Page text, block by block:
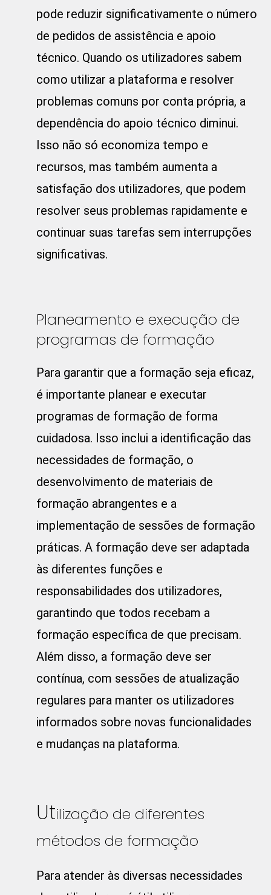
pode reduzir significativamente o número
de pedidos de assistência e apoio
técnico. Quando os utilizadores sabem
como utilizar a plataforma e resolver
problemas comuns por conta própria, a
dependência do apoio técnico diminui.
Isso não só economiza tempo e
recursos, mas também aumenta a
satisfação dos utilizadores, que podem
resolver seus problemas rapidamente e
continuar suas tarefas sem interrupções
significativas.
Planeamento e execução de
programas de formação
Para garantir que a formação seja eficaz,
é importante planear e executar
programas de formação de forma
cuidadosa. Isso inclui a identificação das
necessidades de formação, o
desenvolvimento de materiais de
formação abrangentes e a
implementação de sessões de formação
práticas. A formação deve ser adaptada
às diferentes funções e
responsabilidades dos utilizadores,
garantindo que todos recebam a
formação específica de que precisam.
Além disso, a formação deve ser
contínua, com sessões de atualização
regulares para manter os utilizadores
informados sobre novas funcionalidades
e mudanças na plataforma.
Utilização de diferentes
métodos de formação
Para atender às diversas necessidades